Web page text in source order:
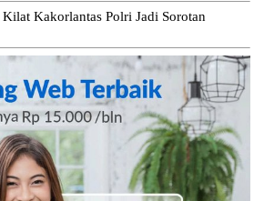
Kakorlantas Polri Jadi Sorotan